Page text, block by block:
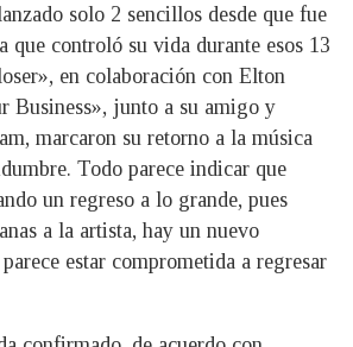
solo 2 sencillos desde que fue
que controló su vida durante esos 13
en colaboración con Elton
Business», junto a su amigo y
marcaron su retorno a la música
Todo parece indicar que
un regreso a lo grande, pues
a la artista, hay un nuevo
estar comprometida a regresar